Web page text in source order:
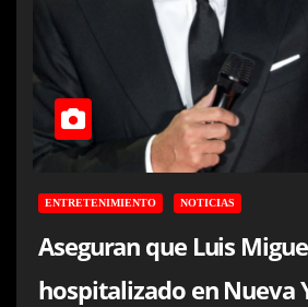
ENTRETENIMIENTO NOTICIAS
Aseguran que Luis
hospitalizado en Nueva